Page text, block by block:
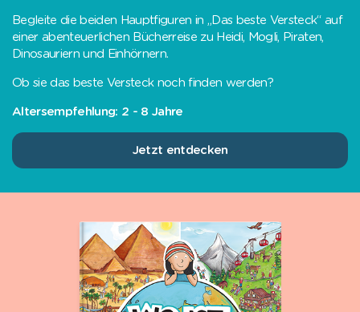
Begleite die beiden Hauptfiguren in „Das beste Versteck“ auf
einer abenteuerlichen Bücherreise zu Heidi, Mogli, Piraten,
Dinosauriern und Einhörnern.
Ob sie das beste Versteck noch finden werden?
Altersempfehlung: 2 - 8 Jahre
Jetzt entdecken